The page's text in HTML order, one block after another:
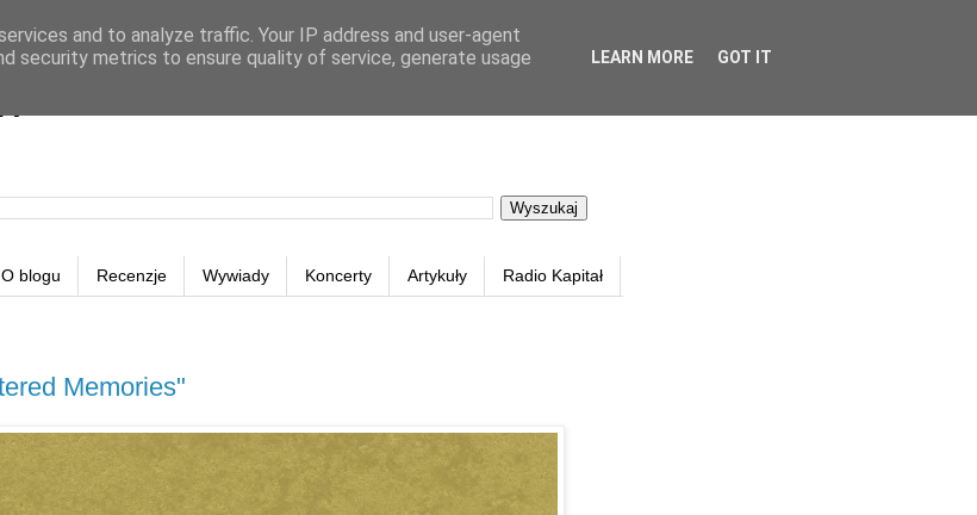
O blogu Recenzje Wywiady Koncerty Artykuły Radio Kapitał
Memories"
and to analyze traffic. Your IP address and user-agent
security metrics to ensure quality of service, generate usage
LEARN MORE GOT IT